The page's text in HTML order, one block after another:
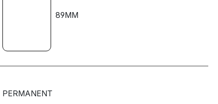
89MM
PERMANENT